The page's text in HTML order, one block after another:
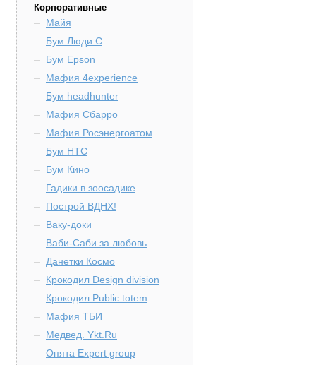
Корпоративные
Майя
Бум Люди С
Бум Epson
Мафия 4experience
Бум headhunter
Мафия Сбарро
Мафия Росэнергоатом
Бум HTC
Бум Кино
Гадики в зоосадике
Построй ВДНХ!
Ваку-доки
Ваби-Саби за любовь
Данетки Космо
Крокодил Design division
Крокодил Public totem
Мафия ТБИ
Медвед. Ykt.Ru
Опята Expert group